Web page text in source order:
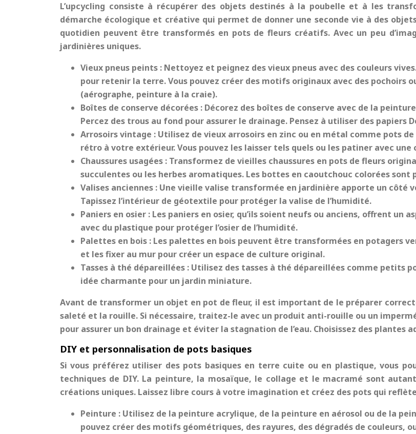
L’upcycling consiste à récupérer des objets destinés à la poubelle et à les
démarche écologique et créative qui permet de donner une seconde vie à des
quotidien peuvent être transformés en pots de fleurs créatifs. Avec un peu
jardinières uniques.
Vieux pneus peints : Nettoyez et peignez des vieux pneus avec des couleurs
pour retenir la terre. Vous pouvez créer des motifs originaux avec des
(aérographe, peinture à la craie).
Boîtes de conserve décorées : Décorez des boîtes de conserve avec de la
Percez des trous au fond pour assurer le drainage. Pensez à utiliser des
Arrosoirs vintage : Utilisez de vieux arrosoirs en zinc ou en métal comme pots
rétro à votre extérieur. Vous pouvez les laisser tels quels ou les patiner avec une
Chaussures usagées : Transformez de vieilles chaussures en pots de fleurs
succulentes ou les herbes aromatiques. Les bottes en caoutchouc colorées
Valises anciennes : Une vieille valise transformée en jardinière apporte un côté
Tapissez l’intérieur de géotextile pour protéger la valise de l’humidité.
Paniers en osier : Les paniers en osier, qu’ils soient neufs ou anciens, offrent un
avec du plastique pour protéger l’osier de l’humidité.
Palettes en bois : Les palettes en bois peuvent être transformées en potagers
et les fixer au mur pour créer un espace de culture original.
Tasses à thé dépareillées : Utilisez des tasses à thé dépareillées comme petits
idée charmante pour un jardin miniature.
Avant de transformer un objet en pot de fleur, il est important de le préparer
saleté et la rouille. Si nécessaire, traitez-le avec un produit anti-rouille ou un
pour assurer un bon drainage et éviter la stagnation de l’eau. Choisissez des plantes
DIY et personnalisation de pots basiques
Si vous préférez utiliser des pots basiques en terre cuite ou en plastique, vous
techniques de DIY. La peinture, la mosaïque, le collage et le macramé sont
créations uniques. Laissez libre cours à votre imagination et créez des pots qui
Peinture : Utilisez de la peinture acrylique, de la peinture en aérosol ou de la
pouvez créer des motifs géométriques, des rayures, des dégradés de couleurs,